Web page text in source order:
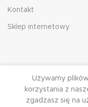
Kontakt
Sklep internetowy
Używamy
korzystania z
zgadzasz się na